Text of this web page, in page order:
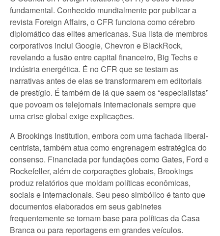
fundamental. Conhecido mundialmente por publicar a
revista Foreign Affairs, o CFR funciona como cérebro
diplomático das elites americanas. Sua lista de membros
corporativos inclui Google, Chevron e BlackRock,
revelando a fusão entre capital financeiro, Big Techs e
indústria energética. É no CFR que se testam as
narrativas antes de elas se transformarem em editoriais
de prestígio. É também de lá que saem os “especialistas”
que povoam os telejornais internacionais sempre que
uma crise global exige explicações.
A Brookings Institution, embora com uma fachada liberal-
centrista, também atua como engrenagem estratégica do
consenso. Financiada por fundações como Gates, Ford e
Rockefeller, além de corporações globais, Brookings
produz relatórios que moldam políticas econômicas,
sociais e internacionais. Seu peso simbólico é tanto que
documentos elaborados em seus gabinetes
frequentemente se tornam base para políticas da Casa
Branca ou para reportagens em grandes veículos.